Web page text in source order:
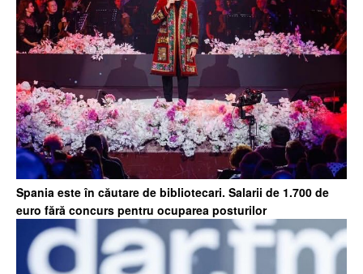
Spania este în căutare de bibliotecari. Salarii de 1.700 de
euro fără concurs pentru ocuparea posturilor